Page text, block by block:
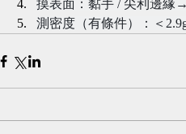
摸表面：黏手 / 尖利邊緣→
測密度（有條件）：＜